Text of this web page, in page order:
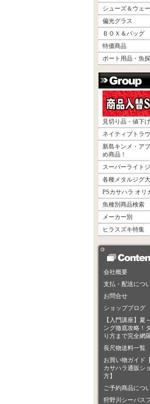
シューズ＆ウェ
偏光グラス
ＢＯＸ＆バッグ
特価商品
ボート用品・魚探
見切り品・値下
ネイティブトラ
新島キンメ・ア
め商品！
スーパーライト
各種メタルジグ
PSカサハラ オリ
魚種別商品検索
メーカー別
ヒラスズキ特集
会社概要
支払・配送につ
お問合せ
ショップブログ
【入門講座】夏
ング徹底攻略！
り方まで完全網
長尺物送料一覧
お買い物ガイド
カサハラ通販シ
方】
ご予約商品につ
狩野川シーバス